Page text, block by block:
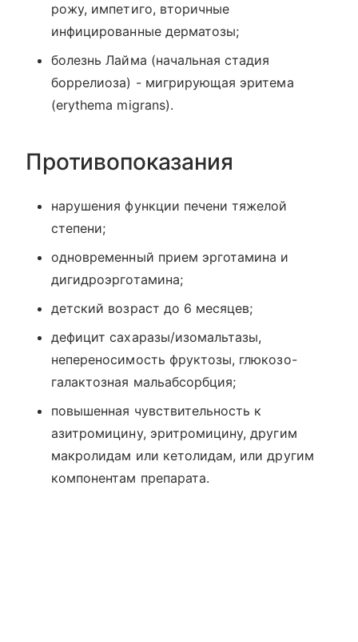
рожу, импетиго, вторичные
инфицированные дерматозы;
болезнь Лайма (начальная стадия
боррелиоза) - мигрирующая эритема
(erythema migrans).
Противопоказания
нарушения функции печени тяжелой
степени;
одновременный прием эрготамина и
дигидроэрготамина;
детский возраст до 6 месяцев;
дефицит сахаразы/изомальтазы,
непереносимость фруктозы, глюкозо-
галактозная мальабсорбция;
повышенная чувствительность к
азитромицину, эритромицину, другим
макролидам или кетолидам, или другим
компонентам препарата.